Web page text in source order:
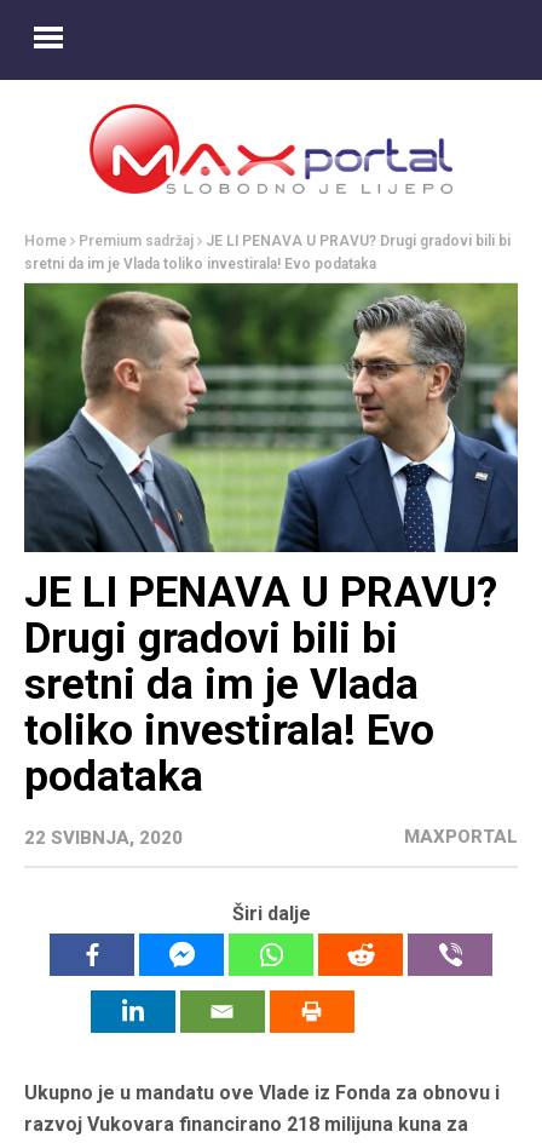
Home Premium sadržaj
JE LI PENAVA U PRAVU? Drugi gradovi bili bi
sretni da im je Vlada toliko investirala! Evo podataka
JE LI PENAVA U PRAVU?
Drugi gradovi bili bi
sretni da im je Vlada
toliko investirala! Evo
podataka
22 SVIBNJA, 2020 MAXPORTAL
Širi dalje
Ukupno je u mandatu ove Vlade iz Fonda za obnovu i
razvoj Vukovara financirano 218 milijuna kuna za